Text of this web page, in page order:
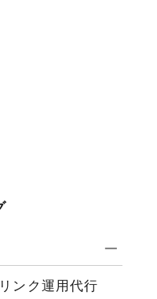
ンク運用代行